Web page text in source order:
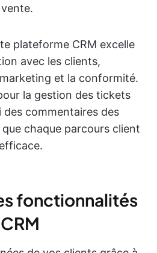
plateforme CRM excelle
avec les clients,
et la conformité.
la gestion des tickets
des commentaires des
chaque parcours client
fonctionnalités